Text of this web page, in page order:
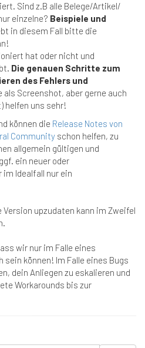
Sind z.B alle Belege/Artikel/
einzelne? Beispiele und
in diesem Fall bitte die
hat oder nicht und
Die genauen Schritte zum
des Fehlers und
als Screenshot, aber gerne auch
helfen uns sehr!
können die Release Notes von
Community schon helfen, zu
allgemein gültigen und
ein neuer oder
Idealfall nur ein
upzudaten kann im Zweifel
wir nur im Falle eines
können! Im Falle eines Bugs
dein Anliegen zu eskalieren und
Workarounds bis zur